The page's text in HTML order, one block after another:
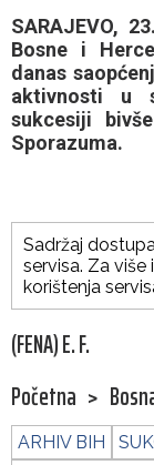
SARAJEVO,
Bosne i
danas
aktivnosti u
sukcesiji
Sporazuma.
Sadržaj
servisa. Za
korištenja
(FENA) E. F.
Početna >
ARHIV BIH